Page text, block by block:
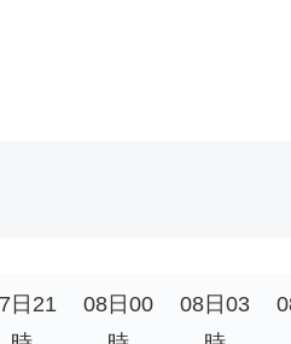
日21
08日00
08日03